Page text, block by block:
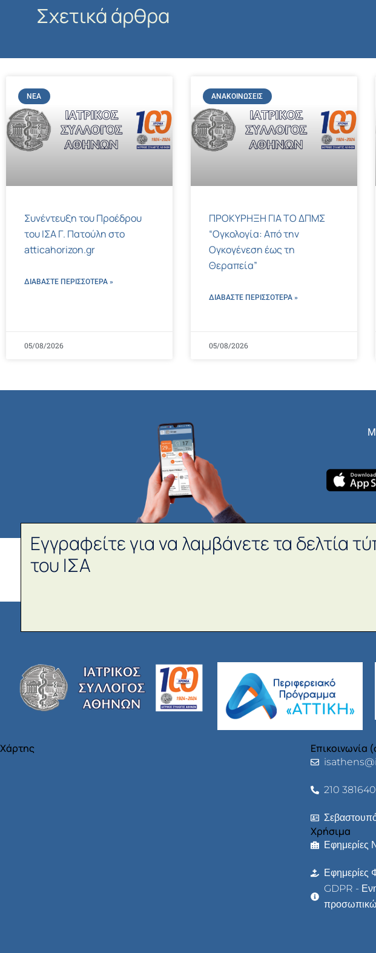
Σχετικά άρθρα
ΝΈΑ
Συνέντευξη του Προέδρου
του ΙΣΑ Γ. Πατούλη στο
atticahorizon.gr
ΔΙΑΒΑΣΤΕ ΠΕΡΙΣΣΌΤΕΡΑ »
05/08/2026
ΑΝΑΚΟΙΝΏΣΕΙΣ
ΠΡΟΚΥΡΗΞΗ ΓΙΑ ΤΟ ΔΠΜΣ
“Ογκολογία: Από την
Ογκογένεση έως τη
Θεραπεία”
ΔΙΑΒΑΣΤΕ ΠΕΡΙΣΣΌΤΕΡΑ »
05/08/2026
Εγγραφείτε για να λαμβάνετε τα δελτία
του ΙΣΑ
Χάρτης Επικοινωνία
210
Χρήσιμα
Εφημερίες
Εφημερίες
GDPR -